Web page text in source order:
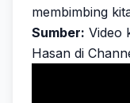
membimbing
Sumber: Video
Hasan di